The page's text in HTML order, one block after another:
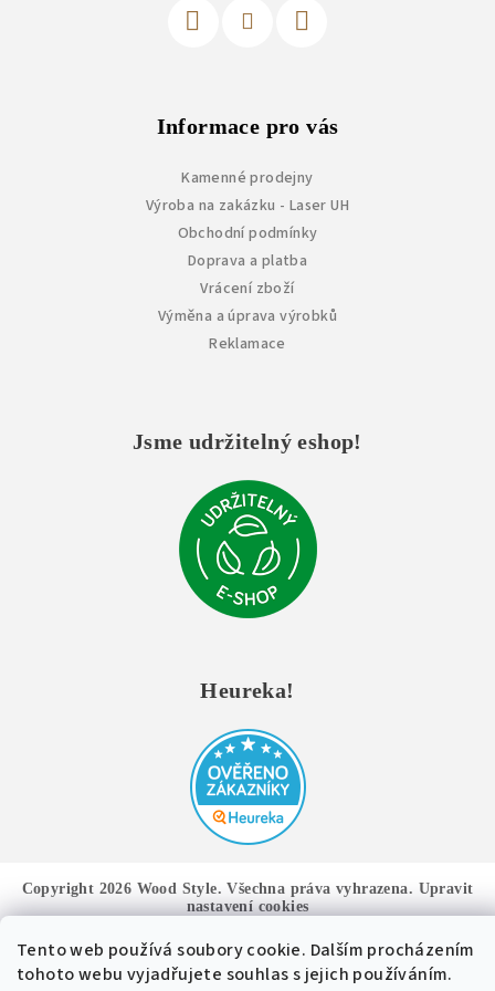
Tento web používá soubory cookie. Dalším procházením
tohoto webu vyjadřujete souhlas s jejich používáním.
Informace pro vás
Kamenné prodejny
Výroba na zakázku - Laser UH
Obchodní podmínky
Doprava a platba
Vrácení zboží
Výměna a úprava výrobků
Reklamace
Jsme udržitelný eshop!
Heureka!
Copyright 2026 Wood Style. Všechna práva vyhrazena. Upravit
nastavení cookies
Vytvořil Shoptet